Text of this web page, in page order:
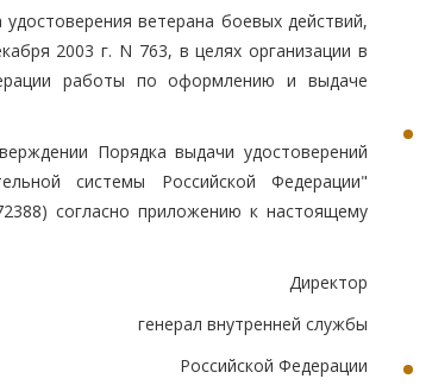
ветерана боевых действий,
2003 г. N 763, в целях организации в
работы по оформлению и выдаче
Порядка выдачи удостоверений
системы Российской Федерации"
согласно приложению к настоящему
Директор
генерал внутренней службы
Российской Федерации